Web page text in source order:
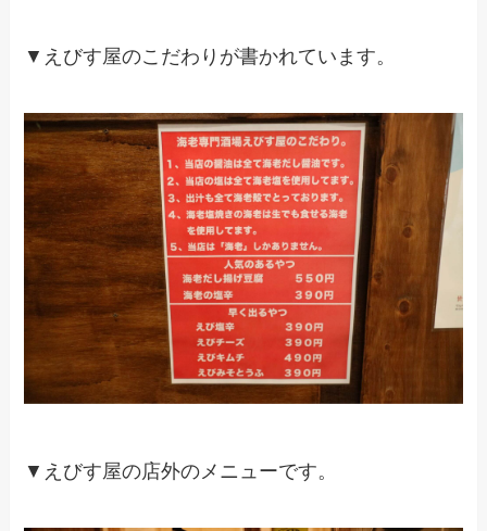
▼えびす屋のこだわりが書かれています。
▼えびす屋の店外のメニューです。